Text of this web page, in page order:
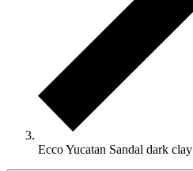
Ecco Yucatan Sandal dark clay